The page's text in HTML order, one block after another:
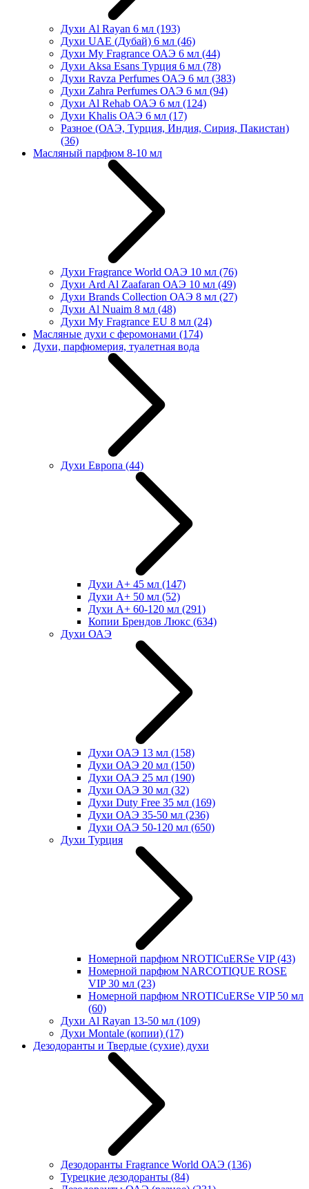
Духи Al Rayan 6 мл (193)
Духи UAE (Дубай) 6 мл (46)
Духи My Fragrance ОАЭ 6 мл (44)
Духи Aksa Esans Турция 6 мл (78)
Духи Ravza Perfumes ОАЭ 6 мл (383)
Духи Zahra Perfumes ОАЭ 6 мл (94)
Духи Al Rehab ОАЭ 6 мл (124)
Духи Khalis ОАЭ 6 мл (17)
Разное (ОАЭ, Турция, Индия, Сирия, Пакистан)
(36)
Масляный парфюм 8-10 мл
Духи Fragrance World ОАЭ 10 мл (76)
Духи Ard Al Zaafaran ОАЭ 10 мл (49)
Духи Brands Collection ОАЭ 8 мл (27)
Духи Al Nuaim 8 мл (48)
Духи My Fragrance EU 8 мл (24)
Масляные духи с феромонами (174)
Духи, парфюмерия, туалетная вода
Духи Европа (44)
Духи А+ 45 мл (147)
Духи А+ 50 мл (52)
Духи А+ 60-120 мл (291)
Копии Брендов Люкс (634)
Духи ОАЭ
Духи ОАЭ 13 мл (158)
Духи ОАЭ 20 мл (150)
Духи ОАЭ 25 мл (190)
Духи ОАЭ 30 мл (32)
Духи Duty Free 35 мл (169)
Духи ОАЭ 35-50 мл (236)
Духи ОАЭ 50-120 мл (650)
Духи Турция
Номерной парфюм NROTICuERSe VIP(43)
Номерной парфюм NARCOTIQUE ROSE
VIP 30 мл (23)
Номерной парфюм NROTICuERSe VIP 50 мл
(60)
Духи Al Rayan 13-50 мл (109)
Духи Montale (копии) (17)
Дезодоранты и Твердые (сухие) духи
Дезодоранты Fragrance World ОАЭ (136)
Турецкие дезодоранты (84)